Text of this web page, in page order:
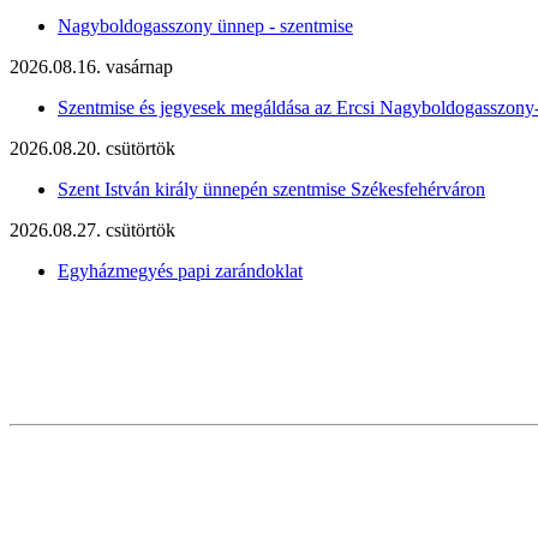
Nagyboldogasszony ünnep - szentmise
2026.08.16. vasárnap
Szentmise és jegyesek megáldása az Ercsi
2026.08.20. csütörtök
Szent István király ünnepén szentmise Székesfehérváron
2026.08.27. csütörtök
Egyházmegyés papi zarándoklat